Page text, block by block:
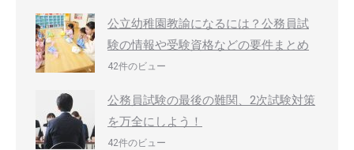
公立幼稚園教諭になるには？公務員試
験の情報や受験資格などの要件まとめ
42件のビュー
公務員試験の最後の難関、2次試験対策
を万全にしよう！
42件のビュー